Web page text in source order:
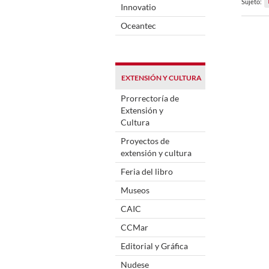
Innovatio
Oceantec
EXTENSIÓN Y CULTURA
Prorrectoría de
Extensión y
Cultura
Proyectos de
extensión y cultura
Feria del libro
Museos
CAIC
CCMar
Editorial y Gráfica
Nudese